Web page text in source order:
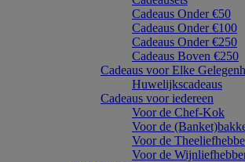
Cadeaus Onder €50
Cadeaus Onder €100
Cadeaus Onder €250
Cadeaus Boven €250
Cadeaus voor Elke
Huwelijkscadeaus
Cadeaus voor iedereen
Voor de Chef-Kok
Voor de
Voor de
Voor de